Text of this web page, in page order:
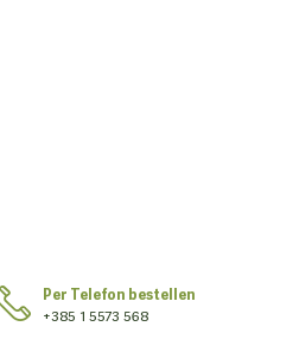
Per Telefon bestellen
+385 1 5573 568